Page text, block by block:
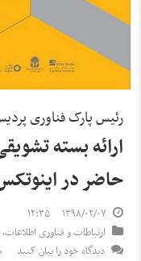
رئیس پارک فناوری
ارائه بسته
حاضر در اینوتکس
۱۳۹۸/۰۲/۰۷
۱۲:۳۵
ارتباطات و فناوری اطلاعات,
دیدگاه خود را بیان کنید